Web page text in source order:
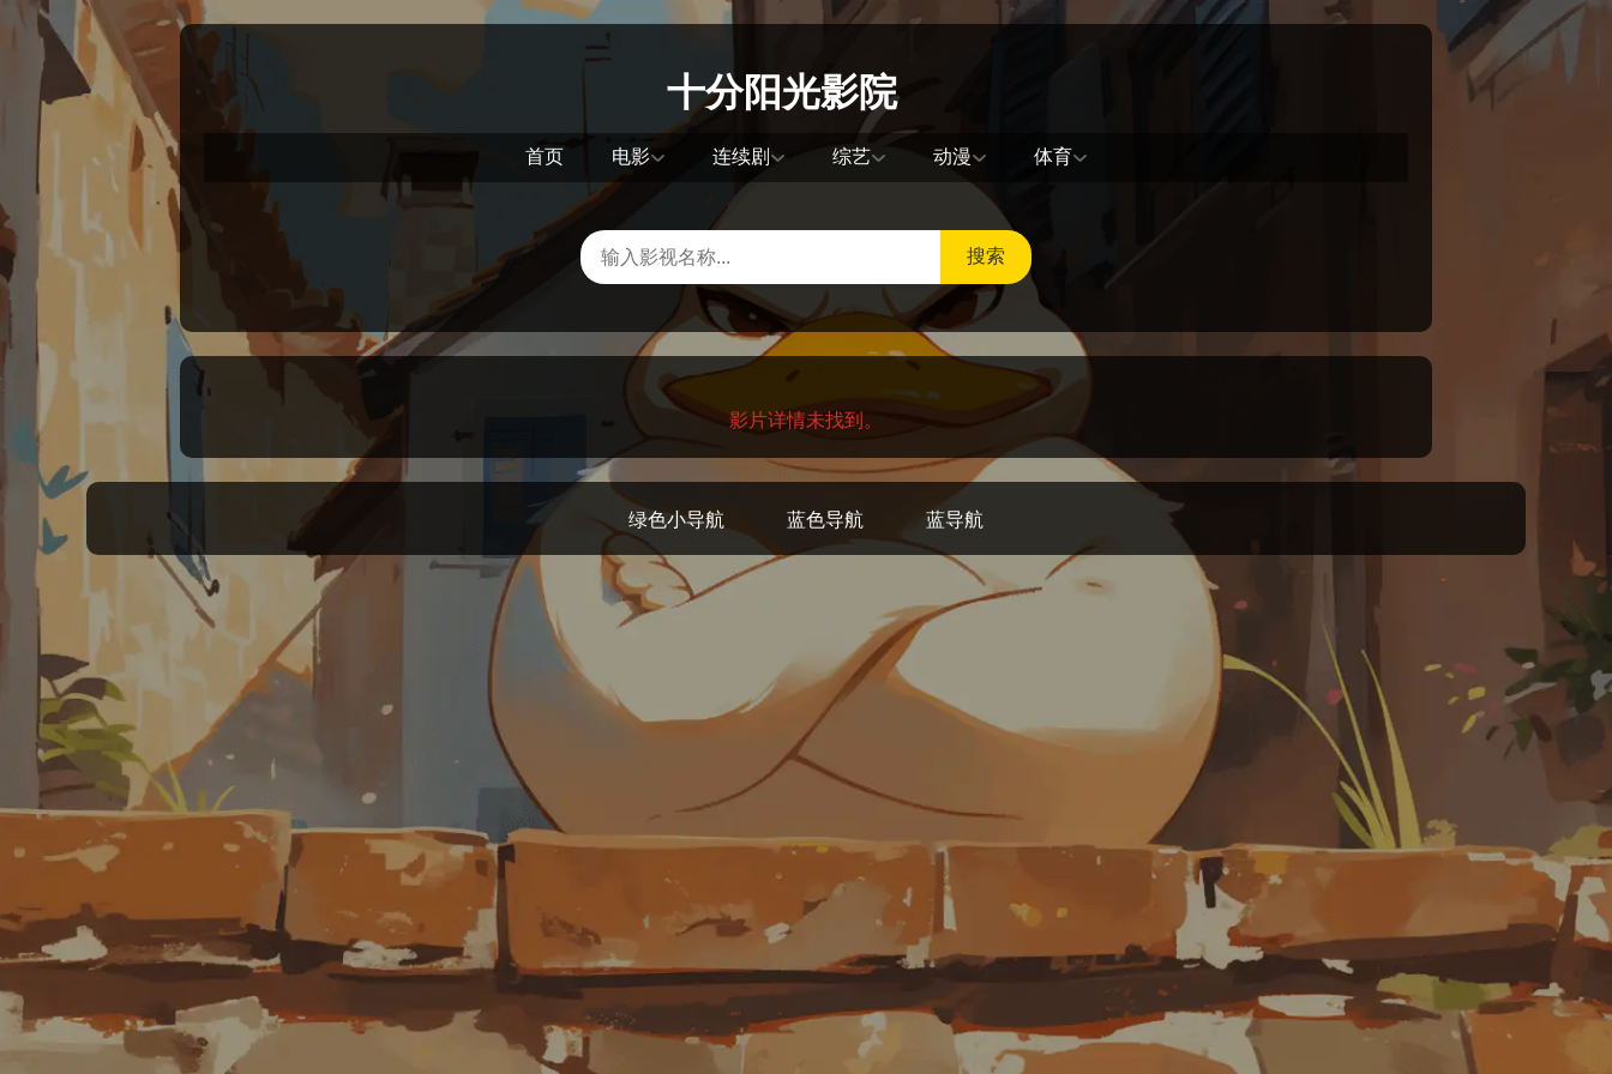
十分阳光影院
首页 电影 连续剧 综艺 动漫 体育
搜索
影片详情未找到。
绿色小导航 蓝色导航 蓝导航